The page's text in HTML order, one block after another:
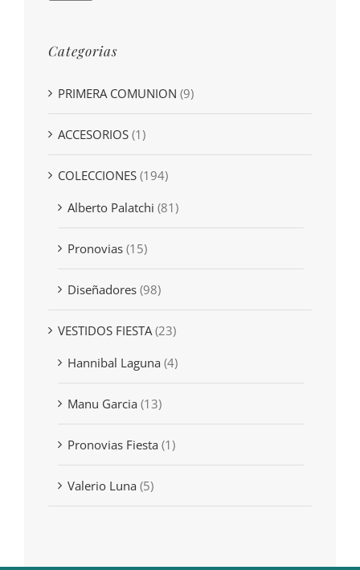
Categorias
PRIMERA COMUNION (9)
ACCESORIOS (1)
COLECCIONES (194)
Alberto Palatchi (81)
Pronovias (15)
Diseñadores (98)
VESTIDOS FIESTA (23)
Hannibal Laguna (4)
Manu Garcia (13)
Pronovias Fiesta (1)
Valerio Luna (5)